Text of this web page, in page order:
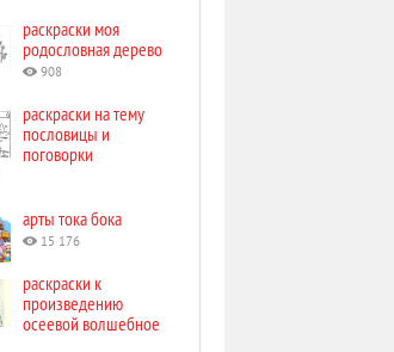
раскраски моя
родословная дерево
908
раскраски на тему
пословицы и
поговорки
арты тока бока
15 176
раскраски к
произведению
осеевой волшебное